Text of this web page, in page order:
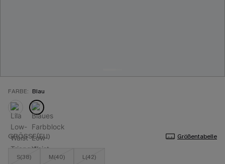
FARBE: Blau
GRÖSSE(EU) Größentabelle
S(38) M(40) L(42)